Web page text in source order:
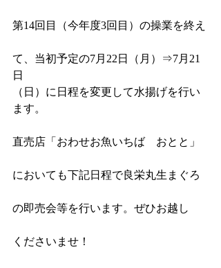
第14回目（今年度3回目）の操業を終え
て、当初予定の7月22日（月）⇒7月21
日
（日）に日程を変更して水揚げを行い
ます。
直売店「おわせお魚いちば　おとと」
においても下記日程で良栄丸生まぐろ
の即売会等を行います。ぜひお越し
くださいませ！